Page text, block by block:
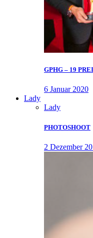
GPHG – 19
6 Januar 2020
Lady
Lady
PHOTOSHOOT
2 Dezember